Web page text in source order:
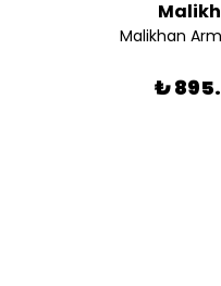
Malikhan
₺